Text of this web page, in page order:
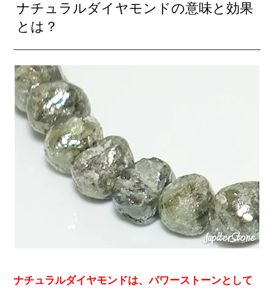
ナチュラルダイヤモンドの意味と効果
とは？
ナチュラルダイヤモンドは、パワーストーンとして